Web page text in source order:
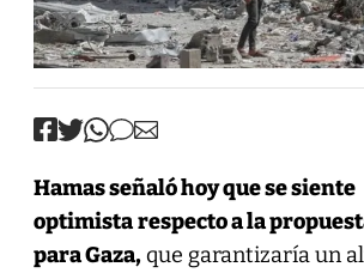
Hamas señaló hoy que se siente
optimista respecto a la
para Gaza,que garantizaría un